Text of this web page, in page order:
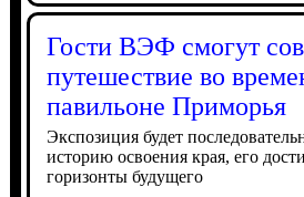
Гости ВЭФ смогут
путешествие во
павильоне Приморья
Экспозиция будет
историю освоения края, его
горизонты будущего